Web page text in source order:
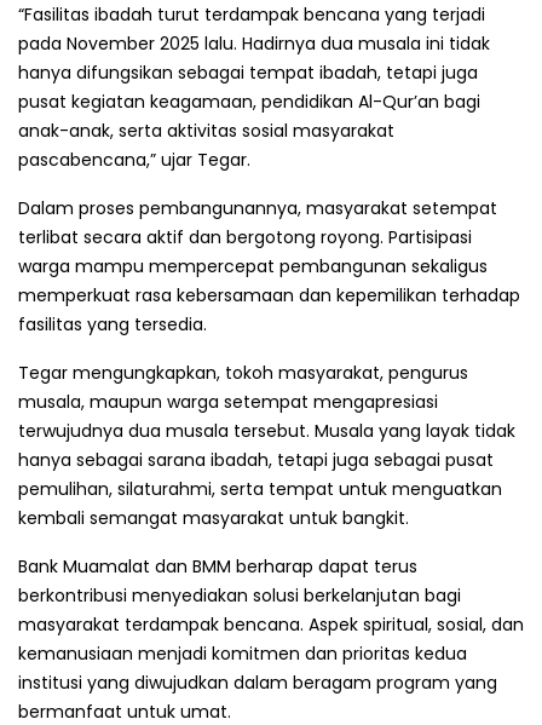
“Fasilitas ibadah turut terdampak bencana yang terjadi
pada November 2025 lalu. Hadirnya dua musala ini tidak
hanya difungsikan sebagai tempat ibadah, tetapi juga
pusat kegiatan keagamaan, pendidikan Al-Qur’an bagi
anak-anak, serta aktivitas sosial masyarakat
pascabencana,” ujar Tegar.
Dalam proses pembangunannya, masyarakat setempat
terlibat secara aktif dan bergotong royong. Partisipasi
warga mampu mempercepat pembangunan sekaligus
memperkuat rasa kebersamaan dan kepemilikan terhadap
fasilitas yang tersedia.
Tegar mengungkapkan, tokoh masyarakat, pengurus
musala, maupun warga setempat mengapresiasi
terwujudnya dua musala tersebut. Musala yang layak tidak
hanya sebagai sarana ibadah, tetapi juga sebagai pusat
pemulihan, silaturahmi, serta tempat untuk menguatkan
kembali semangat masyarakat untuk bangkit.
Bank Muamalat dan BMM berharap dapat terus
berkontribusi menyediakan solusi berkelanjutan bagi
masyarakat terdampak bencana. Aspek spiritual, sosial, dan
kemanusiaan menjadi komitmen dan prioritas kedua
institusi yang diwujudkan dalam beragam program yang
bermanfaat untuk umat.